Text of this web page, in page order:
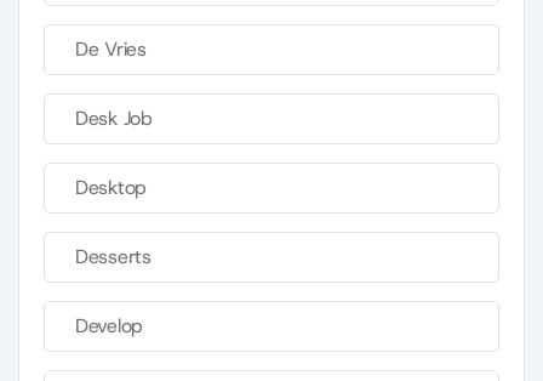
De Vries
Desk Job
Desktop
Desserts
Develop